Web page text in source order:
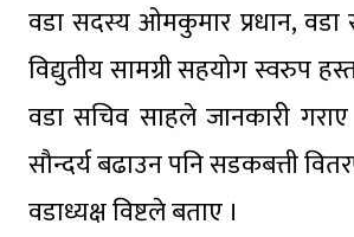
वडा सदस्य ओमकुमार प्रधान,
विद्युतीय सामग्री सहयोग स्वरुप
वडा सचिव साहले जानकारी गराए
सौन्दर्य बढाउन पनि सडकबत्ती
वडाध्यक्ष विष्टले बताए ।